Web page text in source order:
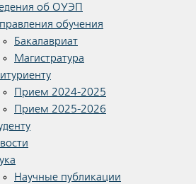
об ОУЭП
обучения
Бакалавриат
Магистратура
Прием 2024-2025
Прием 2025-2026
Научные публикации